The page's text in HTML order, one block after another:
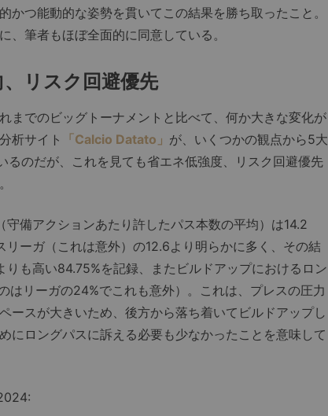
かつ能動的な姿勢を貫いてこの結果を勝ち取ったこと。
に、筆者もほぼ全面的に同意している。
リスク回避優先
までのビッグトーナメントと比べて、何か大きな変化が
析サイト
「Calcio Datato」 が、いくつかの観点から5大
るのだが、これを見ても省エネ低強度、リスク回避優先
備アクションあたり許したパス本数の平均）は14.2
ーガ（これは意外）の12.6より明らかに多く、その結
も高い84.75%を記録、またビルドアップにおけるロン
はリーガの24%でこれも意外）。これは、プレスの圧力
ースが大きいため、後方から落ち着いてビルドアップし
にロングパスに訴える必要も少なかったことを意味して